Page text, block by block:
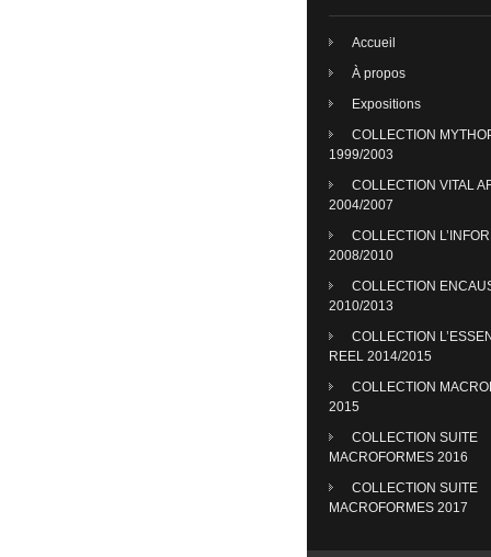
Accueil
À propos
Expositions
COLLECTION
1999/2003
COLLECTION VITAL
2004/2007
COLLECTION
2008/2010
COLLECTION
2010/2013
COLLECTION
REEL 2014/2015
COLLECTION
2015
COLLECTION SUITE
MACROFORMES 2016
COLLECTION SUITE
MACROFORMES 2017